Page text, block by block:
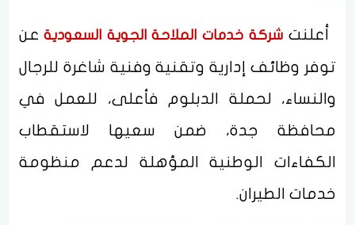
أعلنتشركة خدمات الملاحة الجوية السعودية عن
توفر وظائف إدارية وتقنية وفنية شاغرة للرجال
والنساء، لحملة الدبلوم فأعلى، للعمل في
محافظة جدة، ضمن سعيها لاستقطاب
الكفاءات الوطنية المؤهلة لدعم منظومة
خدمات الطيران.